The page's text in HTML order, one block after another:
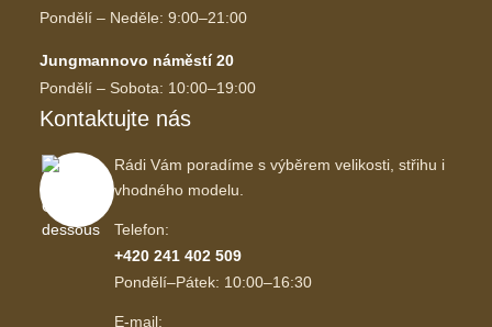
Pondělí – Neděle: 9:00–21:00
Jungmannovo náměstí 20
Pondělí – Sobota: 10:00–19:00
Kontaktujte nás
Rádi Vám poradíme s výběrem velikosti, střihu i
vhodného modelu.
Telefon:
+420 241 402 509
Pondělí–Pátek: 10:00–16:30
E-mail: